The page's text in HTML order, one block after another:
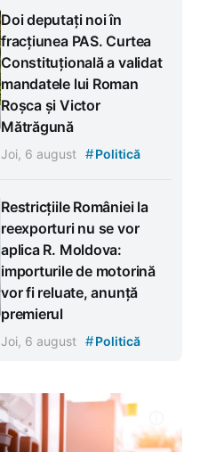
Doi deputați noi în
fracțiunea PAS. Curtea
Constituțională a validat
mandatele lui Roman
Roșca și Victor
Mătrăgună
Joi, 6 august #Politică
Restricțiile României la
reexporturi nu se vor
aplica R. Moldova:
importurile de motorină
vor fi reluate, anunță
premierul
Joi, 6 august #Politică